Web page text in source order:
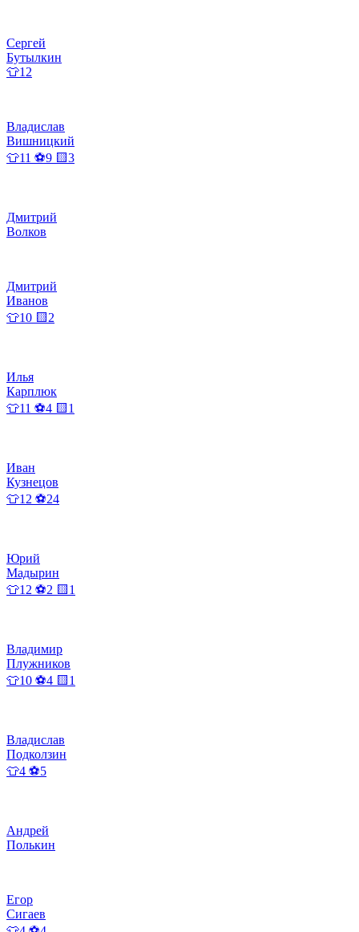
Сергей
Бутылкин
👕12
Владислав
Вишницкий
👕11 ⚽9 🟨3
Дмитрий
Волков
Дмитрий
Иванов
👕10 🟨2
Илья
Карплюк
👕11 ⚽4 🟨1
Иван
Кузнецов
👕12 ⚽24
Юрий
Мадырин
👕12 ⚽2 🟨1
Владимир
Плужников
👕10 ⚽4 🟨1
Владислав
Подколзин
👕4 ⚽5
Андрей
Полькин
Егор
Сигаев